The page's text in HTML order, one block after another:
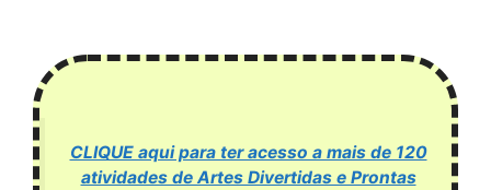
CLIQUE aqui para ter acesso a mais de 120
atividades de Artes Divertidas e Prontas